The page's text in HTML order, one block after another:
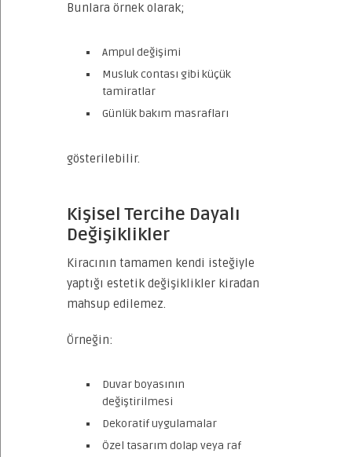
Bunlara örnek olarak;
Ampul değişimi
Musluk contası gibi küçük
tamiratlar
Günlük bakım masrafları
gösterilebilir.
Kişisel Tercihe Dayalı
Değişiklikler
Kiracının tamamen kendi isteğiyle
yaptığı estetik değişiklikler kiradan
mahsup edilemez.
Örneğin:
Duvar boyasının
değiştirilmesi
Dekoratif uygulamalar
Özel tasarım dolap veya raf